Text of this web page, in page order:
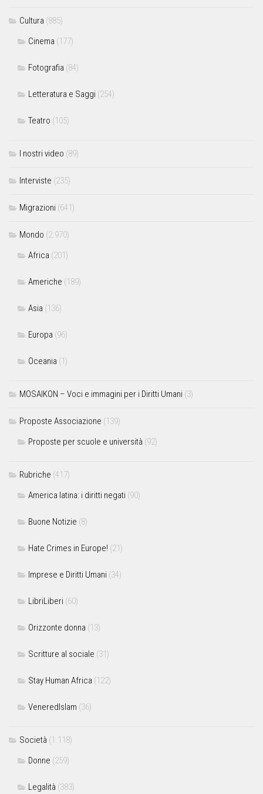
Cultura (885)
Cinema (177)
Fotografia (84)
Letteratura e Saggi (254)
Teatro (105)
I nostri video (89)
Interviste (235)
Migrazioni (641)
Mondo (2.970)
Africa (201)
Americhe (189)
Asia (136)
Europa (96)
Oceania (1)
MOSAIKON – Voci e immagini per i Diritti Umani (3)
Proposte Associazione (139)
Proposte per scuole e università (92)
Rubriche (417)
America latina: i diritti negati (90)
Buone Notizie (8)
Hate Crimes in Europe! (21)
Imprese e Diritti Umani (34)
LibriLiberi (60)
Orizzonte donna (13)
Scritture al sociale (31)
Stay Human Africa (122)
VeneredIslam (36)
Società (1.118)
Donne (259)
Legalità (383)